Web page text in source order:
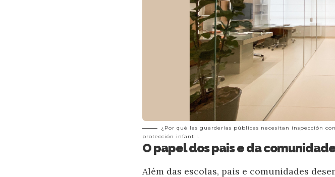
¿Por qué las guarderías públicas necesitan inspección
protección infantil.
O papel dos pais e da
Além das escolas, pais e comunidades